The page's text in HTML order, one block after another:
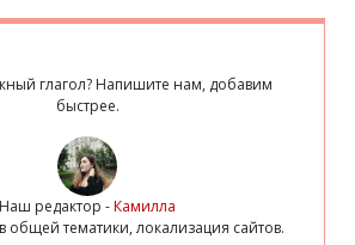
глагол? Напишите нам, добавим
быстрее.
Наш редактор -Камилла
общей тематики, локализация сайтов.